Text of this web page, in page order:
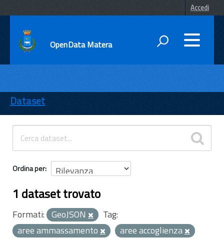
Accedi
OpenData Matera
ENTI
TEMI
INFORMAZIONI
Dataset
Ordina per
1 dataset trovato
Formati: GeoJSON
Tag:
aree ammassamento
aree accoglienza